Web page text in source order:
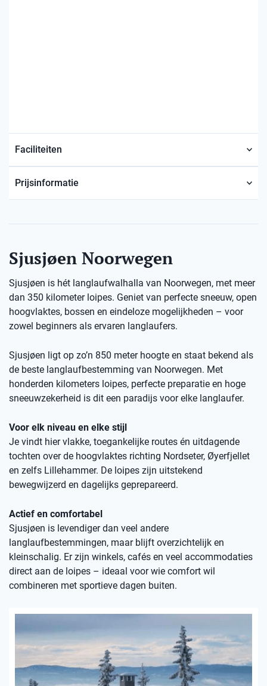
Faciliteiten
Prijsinformatie
Sjusjøen Noorwegen
Sjusjøen is hét langlaufwalhalla van Noorwegen, met meer
dan 350 kilometer loipes. Geniet van perfecte sneeuw, open
hoogvlaktes, bossen en eindeloze mogelijkheden – voor
zowel beginners als ervaren langlaufers.
Sjusjøen ligt op zo’n 850 meter hoogte en staat bekend als
de beste langlaufbestemming van Noorwegen. Met
honderden kilometers loipes, perfecte preparatie en hoge
sneeuwzekerheid is dit een paradijs voor elke langlaufer.
Voor elk niveau en elke stijl
Je vindt hier vlakke, toegankelijke routes én uitdagende
tochten over de hoogvlaktes richting Nordseter, Øyerfjellet
en zelfs Lillehammer. De loipes zijn uitstekend
bewegwijzerd en dagelijks geprepareerd.
Actief en comfortabel
Sjusjøen is levendiger dan veel andere
langlaufbestemmingen, maar blijft overzichtelijk en
kleinschalig. Er zijn winkels, cafés en veel accommodaties
direct aan de loipes – ideaal voor wie comfort wil
combineren met sportieve dagen buiten.